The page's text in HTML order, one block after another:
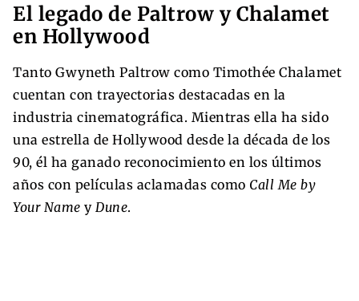
El legado de Paltrow y Chalamet
en Hollywood
Tanto Gwyneth Paltrow como Timothée Chalamet
cuentan con trayectorias destacadas en la
industria cinematográfica. Mientras ella ha sido
una estrella de Hollywood desde la década de los
90, él ha ganado reconocimiento en los últimos
años con películas aclamadas como Call Me by
Your Name y Dune.